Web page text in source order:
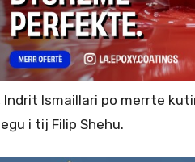
Indrit Ismaillari po merrte
i tij Filip Shehu.